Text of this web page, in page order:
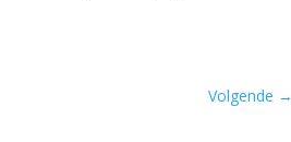
Volgende →